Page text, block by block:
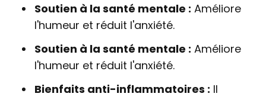
Soutien à la santé mentale : Améliore
l'humeur et réduit l'anxiété.
Soutien à la santé mentale : Améliore
l'humeur et réduit l'anxiété.
Bienfaits anti-inflammatoires : Il